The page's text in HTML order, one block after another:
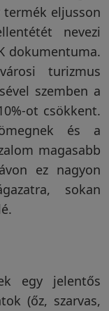
eljusson
nevezi
dokumentuma.
turizmus
szemben a
ot csökkent.
és a
magasabb
ez nagyon
sokan
egy jelentős
(őz, szarvas,